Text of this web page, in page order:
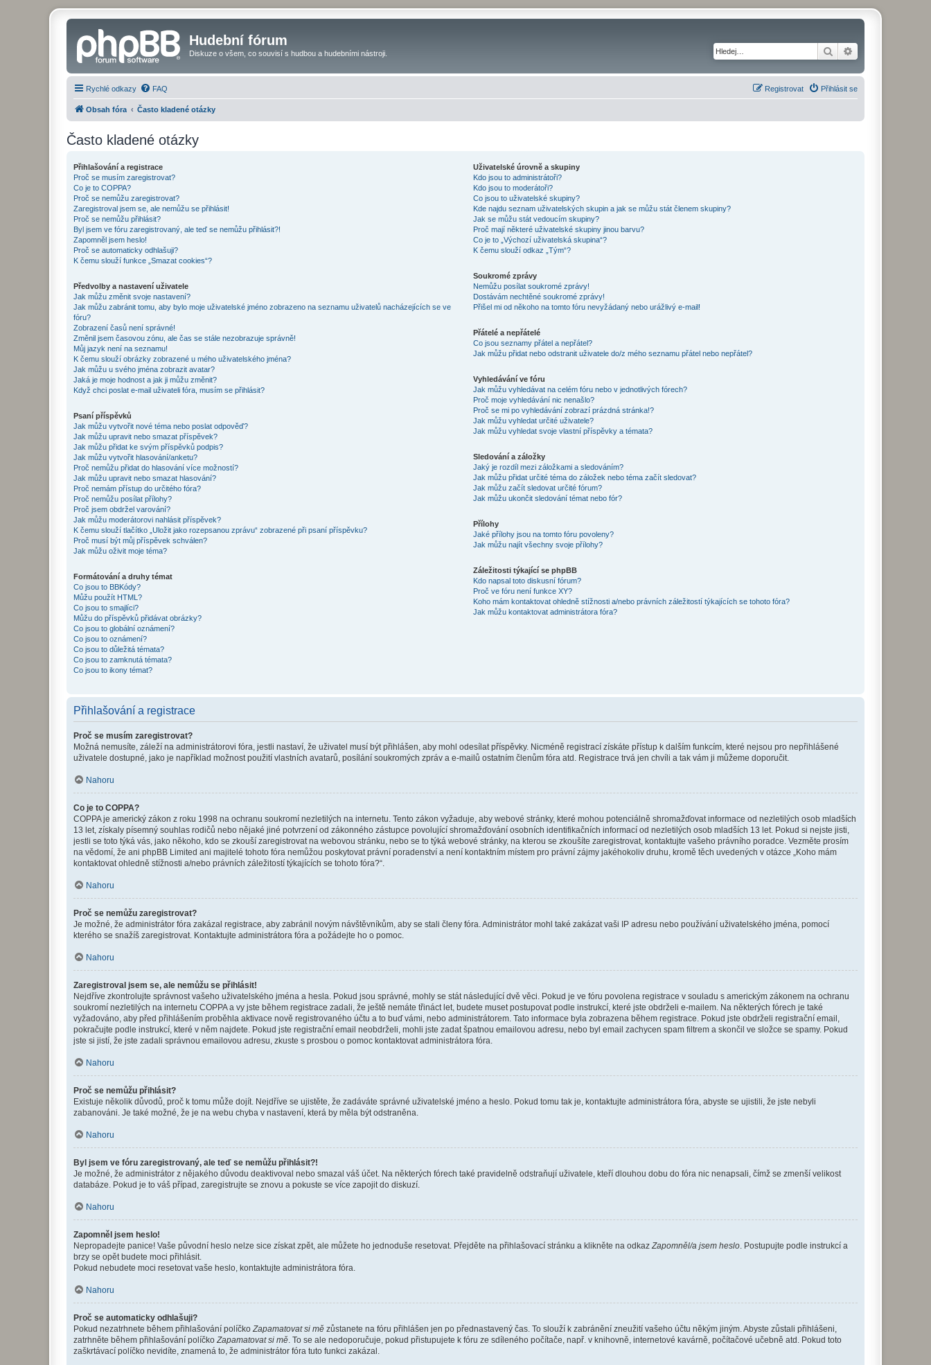
Hudební fórum
Diskuze o všem, co souvisí s hudbou a hudebními nástroji. Hledat
Rychlé odkazy FAQ Přihlásit se
Registrovat
Obsah fóra Často kladené otázky
Často kladené otázky
Přihlašování a registrace
Proč se musím zaregistrovat?
Co je to COPPA?
Proč se nemůžu zaregistrovat?
Zaregistroval jsem se, ale nemůžu se přihlásit!
Proč se nemůžu přihlásit?
Byl jsem ve fóru zaregistrovaný, ale teď se nemůžu přihlásit?!
Zapomněl jsem heslo!
Proč se automaticky odhlašuji?
K čemu slouží funkce „Smazat cookies“?
Předvolby a nastavení uživatele
Jak můžu změnit svoje nastavení?
Jak můžu zabránit tomu, aby bylo moje uživatelské jméno zobrazeno na seznamu uživatelů nacházejících se ve
fóru?
Zobrazení časů není správné!
Změnil jsem časovou zónu, ale čas se stále nezobrazuje správně!
Můj jazyk není na seznamu!
K čemu slouží obrázky zobrazené u mého uživatelského jména?
Jak můžu u svého jména zobrazit avatar?
Jaká je moje hodnost a jak ji můžu změnit?
Když chci poslat e-mail uživateli fóra, musím se přihlásit?
Psaní příspěvků
Jak můžu vytvořit nové téma nebo poslat odpověď?
Jak můžu upravit nebo smazat příspěvek?
Jak můžu přidat ke svým příspěvků podpis?
Jak můžu vytvořit hlasování/anketu?
Proč nemůžu přidat do hlasování více možností?
Jak můžu upravit nebo smazat hlasování?
Proč nemám přístup do určitého fóra?
Proč nemůžu posílat přílohy?
Proč jsem obdržel varování?
Jak můžu moderátorovi nahlásit příspěvek?
K čemu slouží tlačítko „Uložit jako rozepsanou zprávu“ zobrazené při psaní příspěvku?
Proč musí být můj příspěvek schválen?
Jak můžu oživit moje téma?
Formátování a druhy témat
Co jsou to BBKódy?
Můžu použít HTML?
Co jsou to smajlíci?
Můžu do příspěvků přidávat obrázky?
Co jsou to globální oznámení?
Co jsou to oznámení?
Co jsou to důležitá témata?
Co jsou to zamknutá témata?
Co jsou to ikony témat?
Uživatelské úrovně a skupiny
Kdo jsou to administrátoři?
Kdo jsou to moderátoři?
Co jsou to uživatelské skupiny?
Kde najdu seznam uživatelských skupin a jak se můžu stát členem skupiny?
Jak se můžu stát vedoucím skupiny?
Proč mají některé uživatelské skupiny jinou barvu?
Co je to „Výchozí uživatelská skupina“?
K čemu slouží odkaz „Tým“?
Soukromé zprávy
Nemůžu posílat soukromé zprávy!
Dostávám nechtěné soukromé zprávy!
Přišel mi od někoho na tomto fóru nevyžádaný nebo urážlivý e-mail!
Přátelé a nepřátelé
Co jsou seznamy přátel a nepřátel?
Jak můžu přidat nebo odstranit uživatele do/z mého seznamu přátel nebo nepřátel?
Vyhledávání ve fóru
Jak můžu vyhledávat na celém fóru nebo v jednotlivých fórech?
Proč moje vyhledávání nic nenašlo?
Proč se mi po vyhledávání zobrazí prázdná stránka!?
Jak můžu vyhledat určité uživatele?
Jak můžu vyhledat svoje vlastní příspěvky a témata?
Sledování a záložky
Jaký je rozdíl mezi záložkami a sledováním?
Jak můžu přidat určité téma do záložek nebo téma začít sledovat?
Jak můžu začít sledovat určité fórum?
Jak můžu ukončit sledování témat nebo fór?
Přílohy
Jaké přílohy jsou na tomto fóru povoleny?
Jak můžu najít všechny svoje přílohy?
Záležitosti týkající se phpBB
Kdo napsal toto diskusní fórum?
Proč ve fóru není funkce XY?
Koho mám kontaktovat ohledně stížnosti a/nebo právních záležitostí týkajících se tohoto fóra?
Jak můžu kontaktovat administrátora fóra?
Přihlašování a registrace
Proč se musím zaregistrovat?
Možná nemusíte, záleží na administrátorovi fóra, jestli nastaví, že uživatel musí být přihlášen, aby mohl odesílat příspěvky. Nicméně registrací získáte přístup k dalším funkcím, které nejsou pro nepřihlášené
uživatele dostupné, jako je například možnost použití vlastních avatarů, posílání soukromých zpráv a e-mailů ostatním členům fóra atd. Registrace trvá jen chvíli a tak vám ji můžeme doporučit.
Nahoru
Co je to COPPA?
COPPA je americký zákon z roku 1998 na ochranu soukromí nezletilých na internetu. Tento zákon vyžaduje, aby webové stránky, které mohou potenciálně shromažďovat informace od nezletilých osob mladších
13 let, získaly písemný souhlas rodičů nebo nějaké jiné potvrzení od zákonného zástupce povolující shromažďování osobních identifikačních informací od nezletilých osob mladších 13 let. Pokud si nejste jisti,
jestli se toto týká vás, jako někoho, kdo se zkouší zaregistrovat na webovou stránku, nebo se to týká webové stránky, na kterou se zkoušíte zaregistrovat, kontaktujte vašeho právního poradce. Vezměte prosím
na vědomí, že ani phpBB Limited ani majitelé tohoto fóra nemůžou poskytovat právní poradenství a není kontaktním místem pro právní zájmy jakéhokoliv druhu, kromě těch uvedených v otázce „Koho mám
kontaktovat ohledně stížnosti a/nebo právních záležitostí týkajících se tohoto fóra?“.
Nahoru
Proč se nemůžu zaregistrovat?
Je možné, že administrátor fóra zakázal registrace, aby zabránil novým návštěvníkům, aby se stali členy fóra. Administrátor mohl také zakázat vaši IP adresu nebo používání uživatelského jména, pomocí
kterého se snažíš zaregistrovat. Kontaktujte administrátora fóra a požádejte ho o pomoc.
Nahoru
Zaregistroval jsem se, ale nemůžu se přihlásit!
Nejdříve zkontrolujte správnost vašeho uživatelského jména a hesla. Pokud jsou správné, mohly se stát následující dvě věci. Pokud je ve fóru povolena registrace v souladu s americkým zákonem na ochranu
soukromí nezletilých na internetu COPPA a vy jste během registrace zadali, že ještě nemáte třináct let, budete muset postupovat podle instrukcí, které jste obdrželi e-mailem. Na některých fórech je také
vyžadováno, aby před přihlášením proběhla aktivace nově registrovaného účtu a to buď vámi, nebo administrátorem. Tato informace byla zobrazena během registrace. Pokud jste obdrželi registrační email,
pokračujte podle instrukcí, které v něm najdete. Pokud jste registrační email neobdrželi, mohli jste zadat špatnou emailovou adresu, nebo byl email zachycen spam filtrem a skončil ve složce se spamy. Pokud
jste si jistí, že jste zadali správnou emailovou adresu, zkuste s prosbou o pomoc kontaktovat administrátora fóra.
Nahoru
Proč se nemůžu přihlásit?
Existuje několik důvodů, proč k tomu může dojít. Nejdříve se ujistěte, že zadáváte správné uživatelské jméno a heslo. Pokud tomu tak je, kontaktujte administrátora fóra, abyste se ujistili, že jste nebyli
zabanováni. Je také možné, že je na webu chyba v nastavení, která by měla být odstraněna.
Nahoru
Byl jsem ve fóru zaregistrovaný, ale teď se nemůžu přihlásit?!
Je možné, že administrátor z nějakého důvodu deaktivoval nebo smazal váš účet. Na některých fórech také pravidelně odstraňují uživatele, kteří dlouhou dobu do fóra nic nenapsali, čímž se zmenší velikost
databáze. Pokud je to váš případ, zaregistrujte se znovu a pokuste se více zapojit do diskuzí.
Nahoru
Zapomněl jsem heslo!
Nepropadejte panice! Vaše původní heslo nelze sice získat zpět, ale můžete ho jednoduše resetovat. Přejděte na přihlašovací stránku a klikněte na odkaz Zapomněl/a jsem heslo . Postupujte podle instrukcí a
brzy se opět budete moci přihlásit.
Pokud nebudete moci resetovat vaše heslo, kontaktujte administrátora fóra.
Nahoru
Proč se automaticky odhlašuji?
Pokud nezatrhnete během přihlašování políčko Zapamatovat si mě zůstanete na fóru přihlášen jen po přednastavený čas. To slouží k zabránění zneužití vašeho účtu někým jiným. Abyste zůstali přihlášeni,
zatrhněte během přihlašování políčko Zapamatovat si mě . To se ale nedoporučuje, pokud přistupujete k fóru ze sdíleného počítače, např. v knihovně, internetové kavárně, počítačové učebně atd. Pokud toto
zaškrtávací políčko nevidíte, znamená to, že administrátor fóra tuto funkci zakázal.